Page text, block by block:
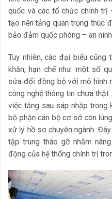
quốc và các tổ chức chính trị
tạo nền tảng quan trọng thúc
bảo đảm quốc phòng – an
Tuy nhiên, các đại biểu cũng
khăn, hạn chế như: một số
sửa đổi đồng bộ với mô hình
công nghệ thông tin chưa
việc tăng sau sáp nhập trong
bộ phận cán bộ cơ sở còn
xử lý hồ sơ chuyên ngành.
tập trung tháo gỡ nhằm
động của hệ thống chính trị